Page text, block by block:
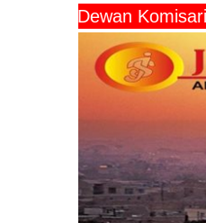
" Dewan